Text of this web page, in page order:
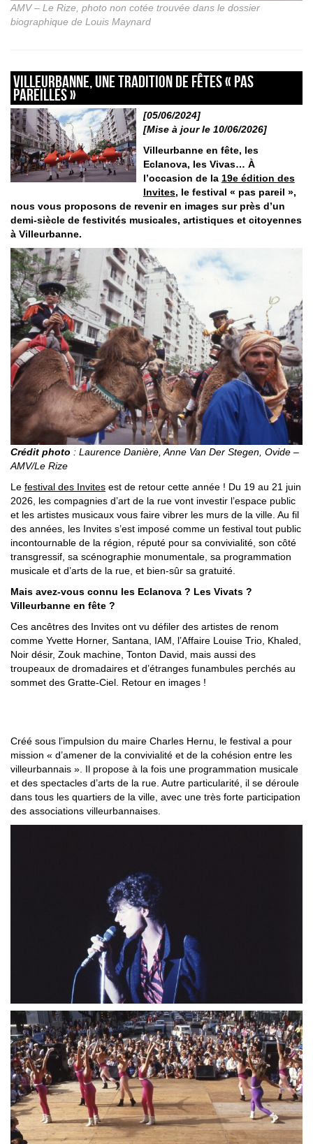
AMV – Le Rize, photo non cotée trouvée dans le dossier
biographique de Louis Maynard
Villeurbanne, une tradition de fêtes « pas
pareilles »
[05/06/2024]
[Mise à jour le 10/06/2026]
Villeurbanne en fête, les
Eclanova, les Vivas… À
l’occasion de la 19e édition des
Invites, le festival « pas pareil »,
nous vous proposons de revenir en images sur près d’un
demi-siècle de festivités musicales, artistiques et citoyennes
à Villeurbanne.
Crédit photo : Laurence Danière, Anne Van Der Stegen, Ovide –
AMV/Le Rize
Le festival des Invites est de retour cette année ! Du 19 au 21 juin
2026, les compagnies d’art de la rue vont investir l’espace public
et les artistes musicaux vous faire vibrer les murs de la ville. Au fil
des années, les Invites s’est imposé comme un festival tout public
incontournable de la région, réputé pour sa convivialité, son côté
transgressif, sa scénographie monumentale, sa programmation
musicale et d’arts de la rue, et bien-sûr sa gratuité.
Mais avez-vous connu les Eclanova ? Les Vivats ?
Villeurbanne en fête ?
Ces ancêtres des Invites ont vu défiler des artistes de renom
comme Yvette Horner, Santana, IAM, l’Affaire Louise Trio, Khaled,
Noir désir, Zouk machine, Tonton David, mais aussi des
troupeaux de dromadaires et d’étranges funambules perchés au
sommet des Gratte-Ciel. Retour en images !
Créé sous l’impulsion du maire Charles Hernu, le festival a pour
mission « d’amener de la convivialité et de la cohésion entre les
villeurbannais ». Il propose à la fois une programmation musicale
et des spectacles d’arts de la rue. Autre particularité, il se déroule
dans tous les quartiers de la ville, avec une très forte participation
des associations villeurbannaises.